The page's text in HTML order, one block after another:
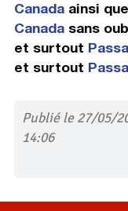
Canadaainsi que
Canadasans
et surtout
et surtout
Publié le 27/05/
14:06